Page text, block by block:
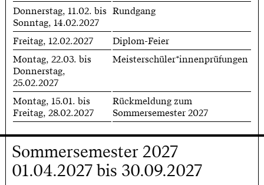
Donnerstag, 11.02. bis
Sonntag, 14.02.2027
Rundgang
Freitag, 12.02.2027
Diplom-Feier
Montag, 22.03. bis
Donnerstag,
25.02.2027
Meisterschüler*innenprüfungen
Montag, 15.01. bis
Freitag, 28.02.2027
Rückmeldung zum
Sommersemester 2027
Sommersemester 2027
01.04.2027 bis 30.09.2027